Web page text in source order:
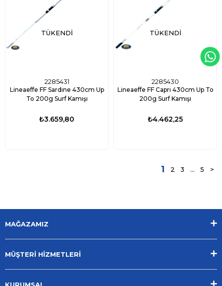
TÜKENDI
2285431
Lineaeffe FF Sardıne 430cm Up
To 200g Surf Kamışı
₺3.659,80
TÜKENDI
2285430
Lineaeffe FF Caprı 430cm Up To
200g Surf Kamışı
₺4.462,25
1 2 3 ... 5 >
MAĞAZAMIZ
MÜŞTERİ HİZMETLERİ